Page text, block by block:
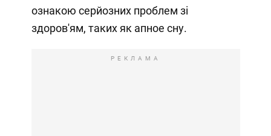
ознакою серйозних проблем зі
здоров'ям, таких як апное сну.
РЕКЛАМА